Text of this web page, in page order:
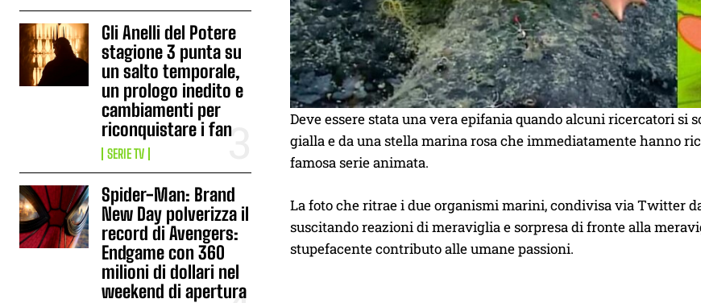
Gli Anelli del Potere
stagione 3 punta su
un salto temporale,
un prologo inedito e
cambiamenti per
riconquistare i fan
SERIE TV
Spider-Man: Brand
New Day polverizza il
record di Avengers:
Endgame con 360
milioni di dollari nel
weekend di apertura
Deve essere stata una vera epifania quando alcuni ricercatori
gialla e da una stella marina rosa che immediatamente hanno
famosa serie animata.
La foto che ritrae i due organismi marini, condivisa via Twitter
suscitando reazioni di meraviglia e sorpresa di fronte alla
stupefacente contributo alle umane passioni.